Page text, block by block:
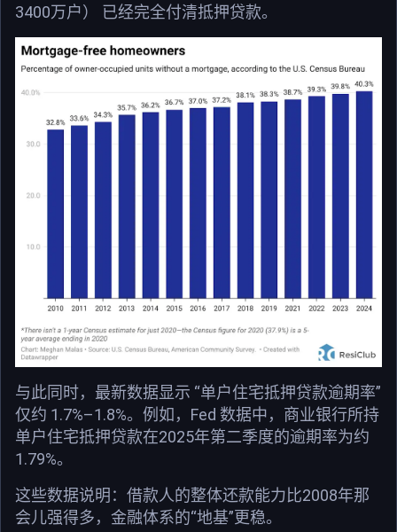
3400万户） 已经完全付清抵押贷款。
与此同时，最新数据显示 “单户住宅抵押贷款逾期率”
仅约 1.7%–1.8%。例如，Fed 数据中，商业银行所持
单户住宅抵押贷款在2025年第二季度的逾期率为约
1.79%。
这些数据说明：借款人的整体还款能力比2008年那
会儿强得多，金融体系的“地基”更稳。